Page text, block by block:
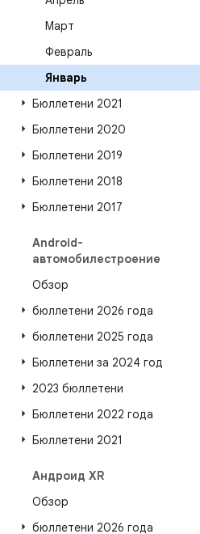
Март
Февраль
Январь
Бюллетени 2021
Бюллетени 2020
Бюллетени 2019
Бюллетени 2018
Бюллетени 2017
Android-
автомобилестроение
Обзор
бюллетени 2026 года
бюллетени 2025 года
Бюллетени за 2024 год
2023 бюллетени
Бюллетени 2022 года
Бюллетени 2021
Андроид XR
Обзор
бюллетени 2026 года